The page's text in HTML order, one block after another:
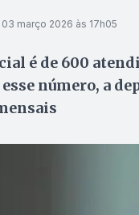
03 março 2026 às 17h05
é de 600
número, a